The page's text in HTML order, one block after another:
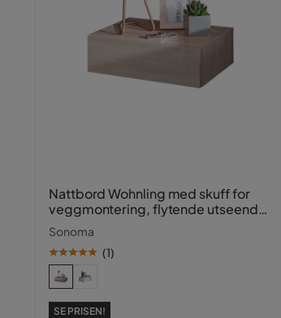
Nattbord Wohnling med skuff for
veggmontering, flytende utseende
Sonoma
Sonoma
(1)
SE PRISEN!